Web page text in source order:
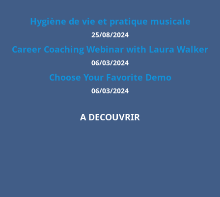
Hygiène de vie et pratique musicale
25/08/2024
Career Coaching Webinar with Laura Walker
06/03/2024
Choose Your Favorite Demo
06/03/2024
A DECOUVRIR